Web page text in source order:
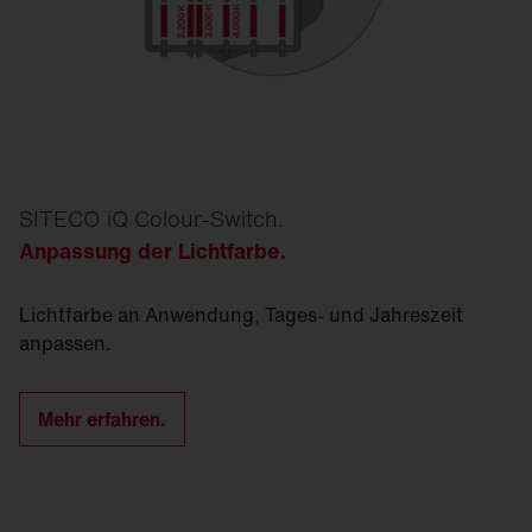
SITECO iQ Colour-Switch.
Anpassung der Lichtfarbe.
Licht­farbe an Anwendung, Tages- und Jahreszeit
anpassen.
Mehr erfahren.